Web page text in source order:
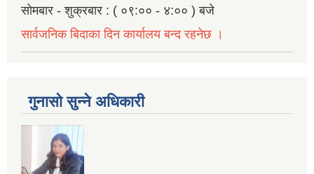
सोमबार - शुक्रबार : ( ०९:०० - ४:०० ) बजे
सार्वजनिक बिदाका दिन कार्यालय बन्द रहनेछ ।
गुनासो सुन्ने अधिकारी